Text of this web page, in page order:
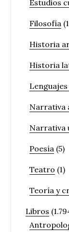
Estudios
Filosofía
Historia
Historia
Narrativa
Narrativa
Poesía (5)
Teatro (1)
Teoría y
Libros